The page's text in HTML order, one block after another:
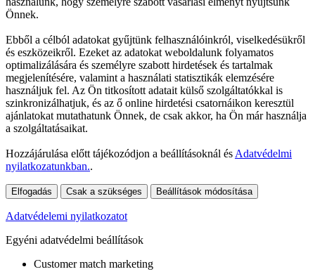
Önnek.
Ebből a célból adatokat gyűjtünk felhasználóinkról, viselkedésükről
és eszközeikről. Ezeket az adatokat weboldalunk folyamatos
optimalizálására és személyre szabott hirdetések és tartalmak
megjelenítésére, valamint a használati statisztikák elemzésére
használjuk fel. Az Ön titkosított adatait külső szolgáltatókkal is
szinkronizálhatjuk, és az ő online hirdetési csatornáikon keresztül
ajánlatokat mutathatunk Önnek, de csak akkor, ha Ön már használja
a szolgáltatásaikat.
Hozzájárulása előtt tájékozódjon a beállításoknál ésAdatvédelmi
nyilatkozatunkban..
Elfogadás Csak a szükséges Beállítások módosítása
Adatvédelemi nyilatkozatot
Egyéni adatvédelmi beállítások
Customer match marketing